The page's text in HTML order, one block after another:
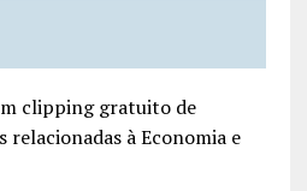
clipping gratuito de
à Economia e